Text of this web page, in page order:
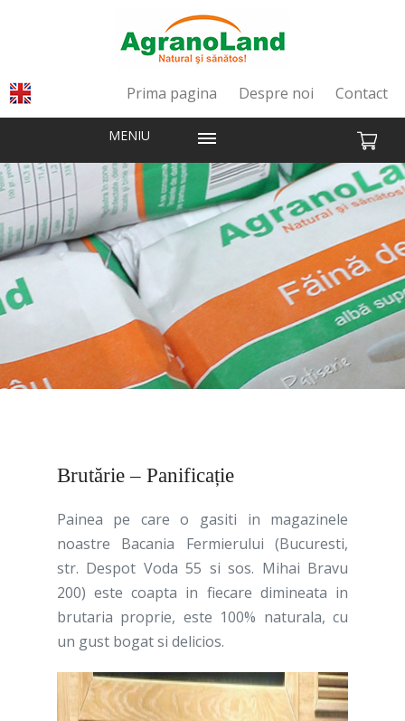
Prima pagina Despre noi Contact
MENIU
Brutărie – Panificație
Painea pe care o gasiti in magazinele
noastre Bacania Fermierului (Bucuresti,
str. Despot Voda 55 si sos. Mihai Bravu
200) este coapta in fiecare dimineata in
brutaria proprie, este 100% naturala, cu
un gust bogat si delicios.